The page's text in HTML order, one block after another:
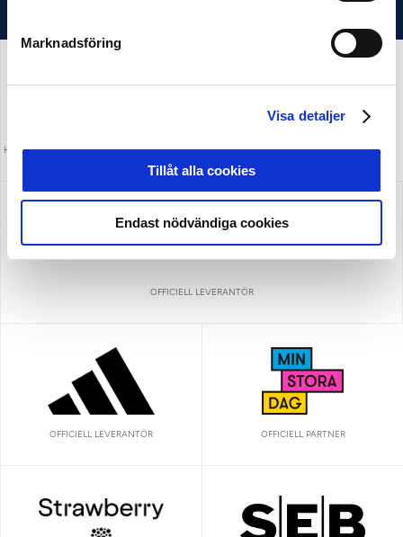
Marknadsföring
Visa detaljer
Tillåt alla cookies
Endast nödvändiga cookies
HUVUDPARTNER OCH PRESENTING PARTNER
MEDIAPARTNER
OFFICIELL LEVERANTÖR
OFFICIELL LEVERANTÖR OFFICIELL PARTNER